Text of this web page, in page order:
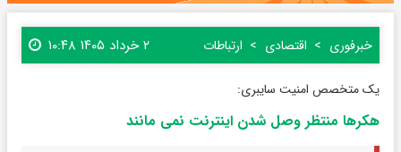
خبرفوری اقتصادی ارتباطات ۲ خرداد ۱۴۰۵ ۱۰:۴۸
یک متخصص امنیت سایبری:
هکرها منتظر وصل شدن اینترنت نمی مانند